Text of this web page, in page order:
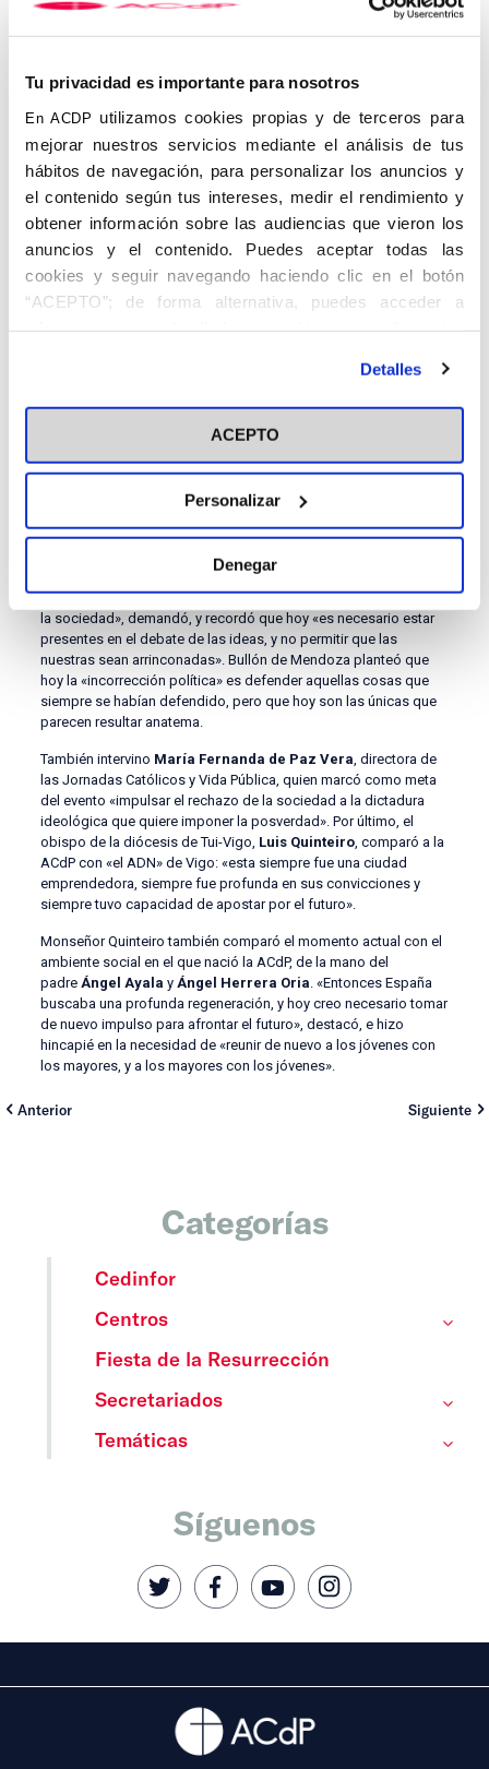
Tu privacidad es importante para nosotros
En ACDP utilizamos cookies propias y de terceros para
mejorar nuestros servicios mediante el análisis de tus
hábitos de navegación, para personalizar los anuncios y
el contenido según tus intereses, medir el rendimiento y
obtener información sobre las audiencias que vieron los
anuncios y el contenido. Puedes aceptar todas las
cookies y seguir navegando haciendo clic en el botón
“ACEPTO”; de forma alternativa, puedes acceder a
información más detallada y cambiar tus preferencias
en el botón "Personalizar". Para más información puedes
visitar nuestra Política de Cookies
Detalles
ACEPTO
Personalizar
Denegar
«Toda etapa reactiva tiende al extremo contrario», resumió el
aquí hacia los llamados partidos populistas-. Otero Novas
también lamentó la crispación entre políticos: «Cuando miro el
diputado.La presentación de Otero Novas corrió a cargo de la
directora de la Escuela Universitaria de Magisterio CEU,Mª
Jesús Ayuso, quien destacó la «vocación de servicio público»
del ponente. El ponente concluyó su conferencia llamando a los
cristianos a seguir el mandato evangélico de buscar la verdad.
«No es solo un imperativo religioso, sino humano
: hemos
de denunciar todos los intentos de restringir nuestra libertad»,
terminó.
La libertad frente a los
, celebró que la asociación vuelva a tener presencia en
Vigo. Sobre el tema a debate, Bullón de Mendoza destacó que
«en la edad contemporánea, la Iglesia siempre ha defendido la
libertad frente a los totalitarismos», y pidió no enrocarse en
cultural.
«No creo que debamos concentrar la energía ahí, sino en
defender los valores que vale la pena defender y en evangelizar
la sociedad», demandó, y recordó que hoy «es necesario estar
presentes en el debate de las ideas, y no permitir que las
nuestras sean arrinconadas». Bullón de Mendoza planteó que
hoy la «incorrección política» es defender aquellas cosas que
siempre se habían defendido, pero que hoy son las únicas que
parecen resultar anatema.
También intervino María Fernanda de Paz Vera, directora de
las Jornadas Católicos y Vida Pública, quien marcó como meta
del evento «impulsar el rechazo de la sociedad a la dictadura
ideológica que quiere imponer la posverdad». Por último, el
obispo de la diócesis de Tui-Vigo, Luis Quinteiro, comparó a la
ACdP con «el ADN» de Vigo: «esta siempre fue una ciudad
emprendedora, siempre fue profunda en sus convicciones y
siempre tuvo capacidad de apostar por el futuro».
Monseñor Quinteiro también comparó el momento actual con el
ambiente social en el que nació la ACdP, de la mano del
padre Ángel Ayala yÁngel Herrera Oria. «Entonces España
buscaba una profunda regeneración, y hoy creo necesario tomar
de nuevo impulso para afrontar el futuro», destacó, e hizo
hincapié en la necesidad de «reunir de nuevo a los jóvenes con
los mayores, y a los mayores con los jóvenes».
Anterior Siguiente
Categorías
Cedinfor
Centros
Fiesta de la Resurrección
Secretariados
Temáticas
Síguenos